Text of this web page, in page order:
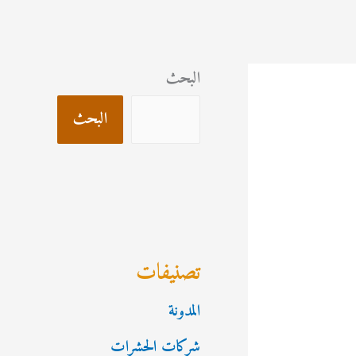
البحث
البحث
تصنيفات
المدونة
شركات الحشرات